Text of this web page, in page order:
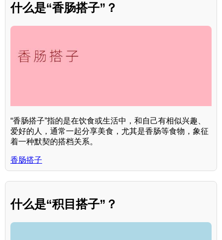
什么是“香肠搭子”？
“香肠搭子”指的是在饮食或生活中，和自己有相似兴趣、
爱好的人，通常一起分享美食，尤其是香肠等食物，象征
着一种默契的搭档关系。
香肠搭子
什么是“积目搭子”？